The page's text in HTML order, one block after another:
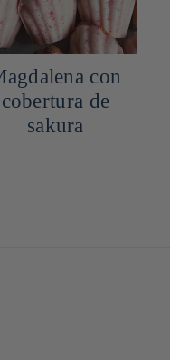
Brownie de
chocolate blanco
y matcha